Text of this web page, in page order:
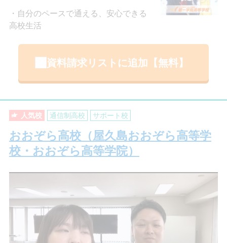
自分のペースで通える、安心できる
高校生活
資料請求リストに追加【無料】
人気校 通信制高校 サポート校
おおぞら高校（屋久島おおぞら高等学
校・おおぞら高等学院）